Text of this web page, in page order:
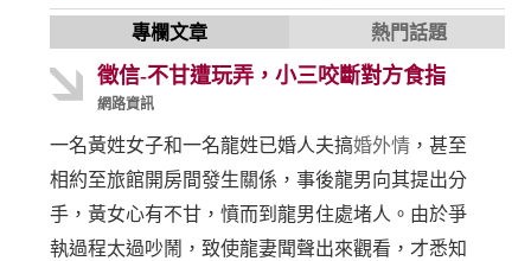
專欄文章 熱門話題
徵信-不甘遭玩弄，小三咬斷對方食指
網路資訊
一名黃姓女子和一名龍姓已婚人夫搞婚外情 ，甚至
相約至旅館開房間發生關係，事後龍男向其提出分
手，黃女心有不甘，憤而到龍男住處堵人。由於爭
執過程太過吵鬧，致使龍妻聞聲出來觀看，才悉知